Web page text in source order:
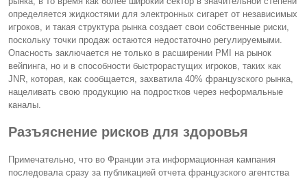
определяется жидкостями для электронных сигарет от независимых
игроков, и такая структура рынка создает свои собственные риски,
поскольку точки продаж остаются недостаточно регулируемыми.
Опасность заключается не только в расширении PMI на рынок
вейпинга, но и в способности быстрорастущих игроков, таких как
JNR, которая, как сообщается, захватила 40% французского рынка,
нацеливать свою продукцию на подростков через неформальные
каналы.
Разъяснение рисков для здоровья
Примечательно, что во Франции эта информационная кампания
последовала сразу за публикацией отчета французского агентства